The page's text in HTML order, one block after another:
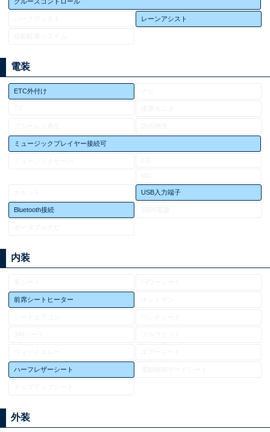
レーンアシスト
電装
ETC外付け
ミュージックプレイヤー接続可
USB入力端子
Bluetooth接続
内装
前席シートヒーター
ハーフレザーシート
外装